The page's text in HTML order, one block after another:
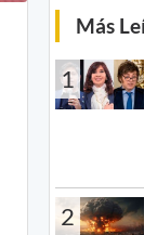
Más
1
2